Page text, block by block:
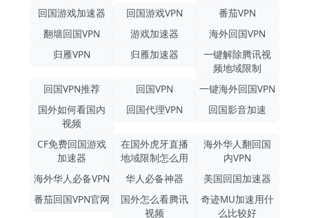
回国游戏加速器
回国游戏VPN
番茄VPN
翻墙回国VPN
游戏加速器
海外回国VPN
归雁VPN
归雁加速器
一键解除腾讯视
频地域限制
回国VPN推荐
回国VPN
一键海外回国VPN
国外如何看国内
视频
回国代理VPN 回国影音加速
CF免费回国游戏
加速器
在国外虎牙直播
地域限制怎么用
海外华人翻回国
内VPN
海外华人必备VPN
华人必备神器
美国回国加速器
番茄回国VPN官网
国外怎么看腾讯
视频
奇迹MU加速用什
么比较好